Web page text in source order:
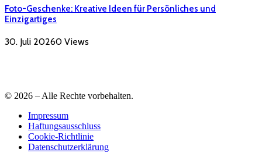
Foto-Geschenke: Kreative Ideen für Persönliches und
Einzigartiges
30. Juli 20260 Views
© 2026 – Alle Rechte vorbehalten.
Impressum
Haftungsausschluss
Cookie-Richtlinie
Datenschutzerklärung